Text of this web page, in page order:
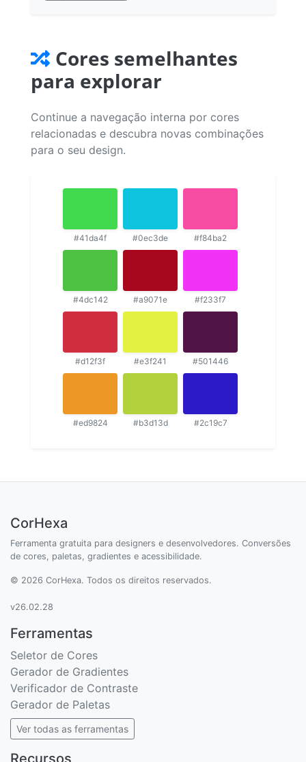
Cores semelhantes
para explorar
Continue a navegação interna por cores
relacionadas e descubra novas combinações
para o seu design.
#41da4f #0ec3de #f84ba2
#4dc142 #a9071e #f233f7
#d12f3f #e3f241 #501446
#ed9824 #b3d13d #2c19c7
CorHexa
Ferramenta gratuita para designers e desenvolvedores. Conversões
de cores, paletas, gradientes e acessibilidade.
© 2026 CorHexa. Todos os direitos reservados.
v26.02.28
Ferramentas
Seletor de Cores
Gerador de Gradientes
Verificador de Contraste
Gerador de Paletas
Ver todas as ferramentas
Recursos